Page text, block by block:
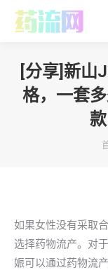
[分享]新山
格，一套
如果女性没有采取
选择药物流产。对
娠可以通过药物流